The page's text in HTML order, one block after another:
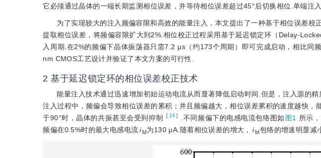
它必须通过晶体的一端长期监测相位误差，并等待相位误差超过45°后切换相位.单端注
为了实现较大的注入频偏容限和高效的能量注入，本文提出了一种基于相位误差
提取相位误差，将频偏容限扩大到2%.相位校正过程采用基于延迟锁定环（Delay-
入周期.在2%的频偏下晶体振荡器只需7.2 μs（约173个周期）即可完成启动，相比同
nm CMOS工艺设计并验证了本文方案的可行性.
2 基于延迟锁定环的相位误差校正技术
能量注入技术通过迅速增加初始运动电流从而显著降低启动时间.但是，注入源的
注入过程中，频偏会导致相位误差的累积；并且频偏越大，相位误差累积的速度越快
于90°时，晶体的共振甚至会受到抑制
［ 14］ .不同频偏下的电感电流包络图如 图1 所示
频偏在0.5%时的最大电感电流i M为130 μA.随着相位误差的增大， i M包络的增速明显减